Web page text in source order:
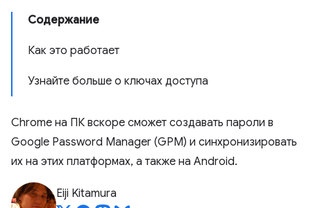
Содержание
Как это работает
Узнайте больше о ключах доступа
Chrome на ПК вскоре сможет создавать пароли в
Google Password Manager (GPM) и синхронизировать
их на этих платформах, а также на Android.
Eiji Kitamura